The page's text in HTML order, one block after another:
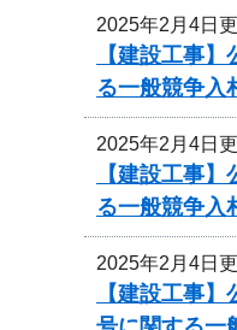
2025年2月4日
【建設工事
る一般競争入
2025年2月4日
【建設工事
る一般競争入
2025年2月4日
【建設工事